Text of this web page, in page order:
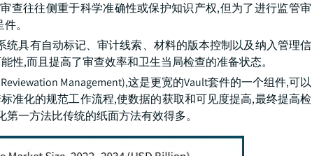
查往往侧重于科学准确性或保护知识产权,但为了进行监管审
。
具有自动标记、审计线索、材料的版本控制以及纳入管理信
,而且提高了审查效率和卫生当局检查的准备状态。
Management),这是更宽的Vault套件的一个组件,可以
准化的规范工作流程,使数据的获取和可见度提高,最终提高检
一方法比传统的纸面方法有效得多。